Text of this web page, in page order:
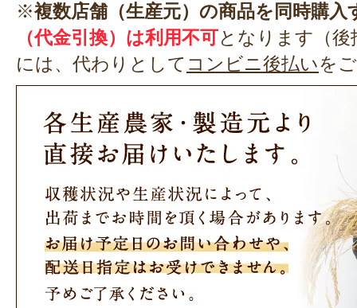
※複数店舗（生産元）の商品を同時購入
（代金引換）は利用不可となります（
には、代わりとして コンビニ後払いを